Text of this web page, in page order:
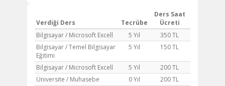
Verdiği Ders Tecrübe
Ders Saat
Ücreti
Bilgisayar / Microsoft Excell
5 Yıl
350 TL
Bilgisayar / Temel Bilgisayar
Eğitimi
5 Yıl 150 TL
Bilgisayar / Microsoft Excell 5 Yıl
200 TL
Üniversite / Muhasebe
0 Yıl
200 TL